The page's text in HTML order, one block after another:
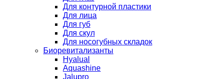
Для контурной пластики
Для лица
Для губ
Для скул
Для носогубных складок
Биоревитализанты
Hyalual
Aquashine
Jalupro